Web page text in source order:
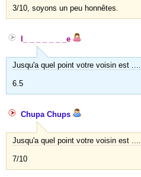
3/10, soyons un peu honnêtes.
I_ _ _ _ _ _ _e
Jusqu'a quel point votre voisin est ....
6.5
Chupa Chups
Jusqu'a quel point votre voisin est ....
7/10